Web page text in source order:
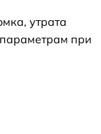
утрата
при